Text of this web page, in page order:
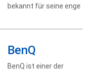
bekannt für seine enge
BenQ
BenQ ist einer der